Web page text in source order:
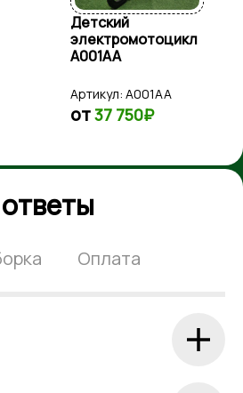
Детский
электромобиль
Mercedes G63
Rocket Edition
Z999ZZ
Артикул: Z999ZZ
от20 100₽
Оплата